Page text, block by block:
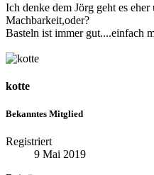
Ich denke dem Jörg geht es
Machbarkeit,oder?
Basteln ist immer gut....einfach
kotte
Bekanntes Mitglied
Registriert
9 Mai 2019